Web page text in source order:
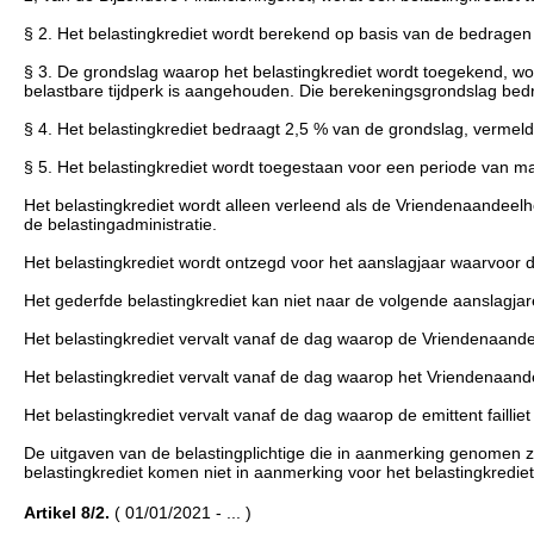
§ 2. Het belastingkrediet wordt berekend op basis van de
§ 3. De grondslag waarop het belastingkrediet wordt toegekend,
belastbare tijdperk is aangehouden. Die berekeningsgrondslag
§ 4. Het belastingkrediet bedraagt 2,5 % van de grondslag,
§ 5. Het belastingkrediet wordt toegestaan voor een periode van
Het belastingkrediet wordt alleen verleend als de
de belastingadministratie.
Het belastingkrediet wordt ontzegd voor het aanslagjaar
Het gederfde belastingkrediet kan niet naar de volgende
Het belastingkrediet vervalt vanaf de dag waarop de
Het belastingkrediet vervalt vanaf de dag waarop het
Het belastingkrediet vervalt vanaf de dag waarop de emittent
De uitgaven van de belastingplichtige die in aanmerking
belastingkrediet komen niet in aanmerking voor het
Artikel 8/2. ( 01/01/2021 - ... )